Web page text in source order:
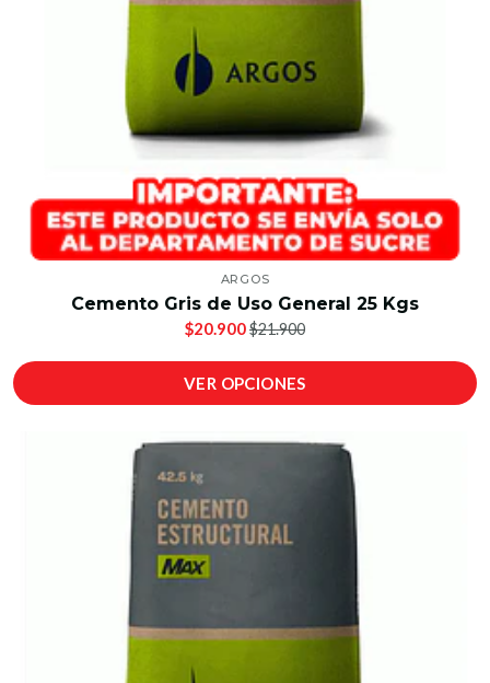
ARGOS
Cemento Gris de Uso General 25 Kgs
$20.900$21.900
VER OPCIONES